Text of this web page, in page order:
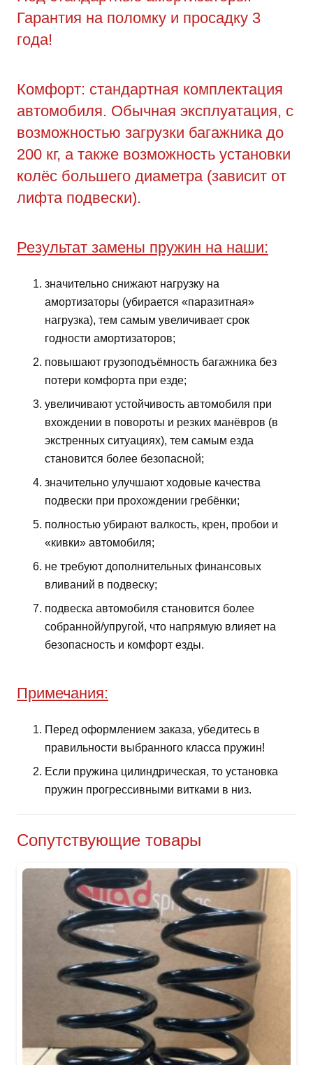
Гарантия на поломку и просадку 3
года!
Комфорт: стандартная комплектация
автомобиля. Обычная эксплуатация, с
возможностью загрузки багажника до
200 кг, а также возможность установки
колёс большего диаметра (зависит от
лифта подвески).
Результат замены пружин на наши:
значительно снижают нагрузку на
амортизаторы (убирается «паразитная»
нагрузка), тем самым увеличивает срок
годности амортизаторов;
повышают грузоподъёмность багажника без
потери комфорта при езде;
увеличивают устойчивость автомобиля при
вхождении в повороты и резких манёвров (в
экстренных ситуациях), тем самым езда
становится более безопасной;
значительно улучшают ходовые качества
подвески при прохождении гребёнки;
полностью убирают валкость, крен, пробои и
«кивки» автомобиля;
не требуют дополнительных финансовых
вливаний в подвеску;
подвеска автомобиля становится более
собранной/упругой, что напрямую влияет на
безопасность и комфорт езды.
Примечания:
Перед оформлением заказа, убедитесь в
правильности выбранного класса пружин!
Если пружина цилиндрическая, то установка
пружин прогрессивными витками в низ.
Сопутствующие товары